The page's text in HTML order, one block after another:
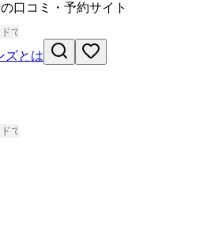
口コミ・予約サイト
ズとは